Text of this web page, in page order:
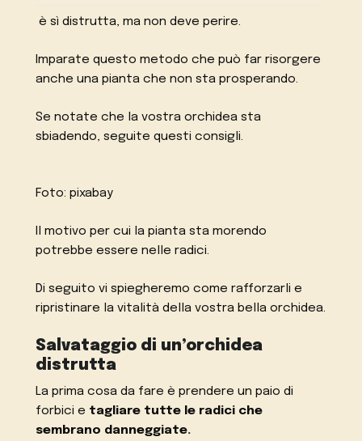
è sì distrutta, ma non deve perire.
Imparate questo metodo che può far risorgere
anche una pianta che non sta prosperando.
Se notate che la vostra orchidea sta
sbiadendo, seguite questi consigli.
Foto: pixabay
Il motivo per cui la pianta sta morendo
potrebbe essere nelle radici.
Di seguito vi spiegheremo come rafforzarli e
ripristinare la vitalità della vostra bella orchidea.
Salvataggio di un’orchidea
distrutta
La prima cosa da fare è prendere un paio di
forbici e tagliare tutte le radici che
sembrano danneggiate.